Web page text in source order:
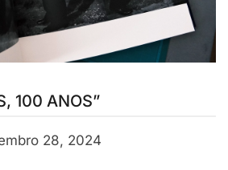
100 ANOS”
28, 2024